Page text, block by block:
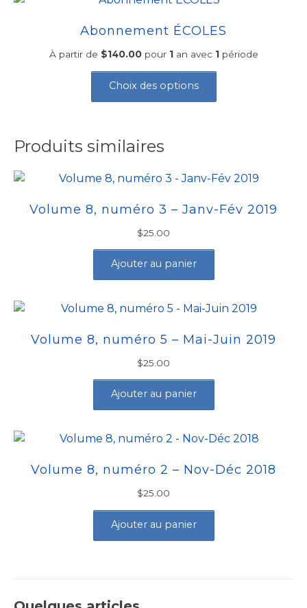
Les
options
être
choisies
la
Abonnement ÉCOLES
À partir de $140.00pour 1an avec 1période
Choix des options
Ce
a
peuvent
choisies
Produits similaires
Volume 8, numéro 3 – Janv-Fév 2019
$25.00
Ajouter au panier
Volume 8, numéro 5 – Mai-Juin 2019
$25.00
Ajouter au panier
Volume 8, numéro 2 – Nov-Déc 2018
$25.00
Ajouter au panier